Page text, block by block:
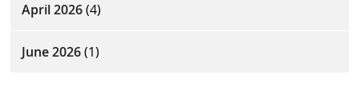
April 2026(4)
June 2026(1)